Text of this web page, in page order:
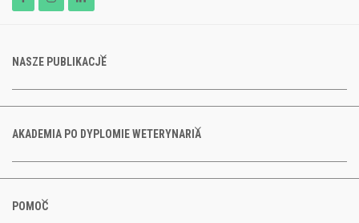
NASZE PUBLIKACJE
AKADEMIA PO DYPLOMIE WETERYNARIA
POMOC